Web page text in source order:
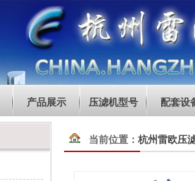
产品展示 压滤机型号 配套设
当前位置： 杭州雷欧压